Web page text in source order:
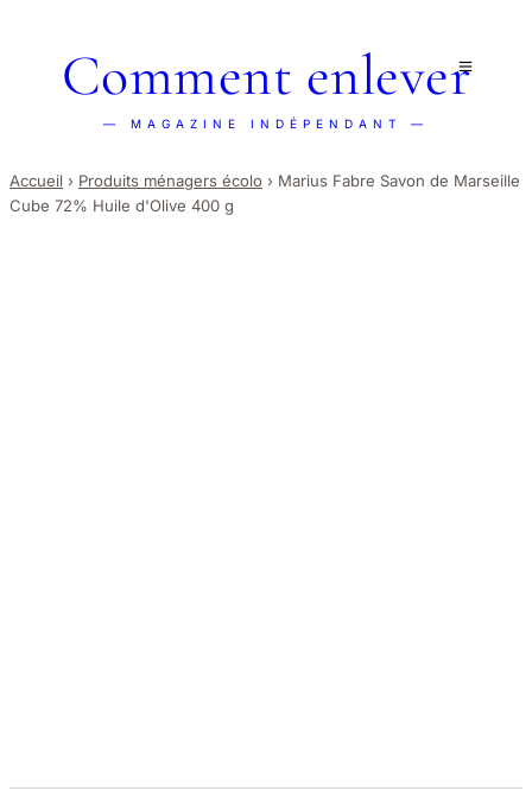
Comment enlever
— MAGAZINE INDÉPENDANT —
Accueil › Produits ménagers écolo › Marius Fabre Savon de Marseille
Cube 72% Huile d'Olive 400 g